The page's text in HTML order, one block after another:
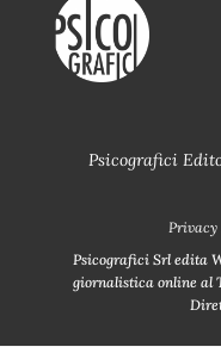
Psicografici
Privacy
Psicografici Srl edita
giornalistica online al